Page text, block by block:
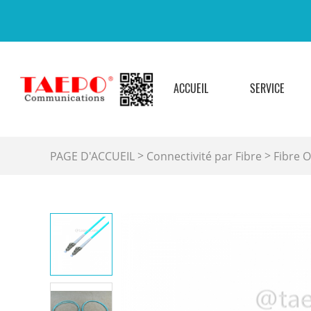
ACCUEIL SERVICE
PAGE D'ACCUEIL > Connectivité par Fibre > Fibre